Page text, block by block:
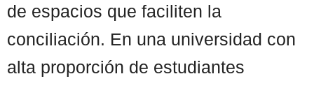
de espacios que faciliten la
conciliación. En una universidad con
alta proporción de estudiantes